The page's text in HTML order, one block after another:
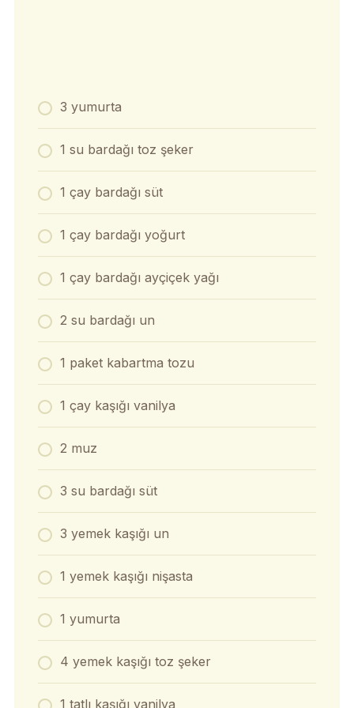
3 yumurta
1 su bardağı toz şeker
1 çay bardağı süt
1 çay bardağı yoğurt
1 çay bardağı ayçiçek yağı
2 su bardağı un
1 paket kabartma tozu
1 çay kaşığı vanilya
2 muz
3 su bardağı süt
3 yemek kaşığı un
1 yemek kaşığı nişasta
1 yumurta
4 yemek kaşığı toz şeker
1 tatlı kaşığı vanilya